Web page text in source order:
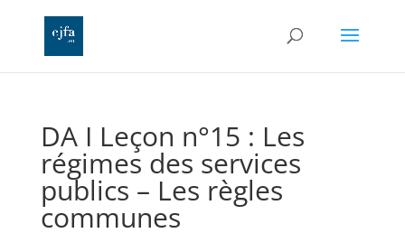
DA I Leçon n°15 : Les
régimes des services
publics – Les règles
communes